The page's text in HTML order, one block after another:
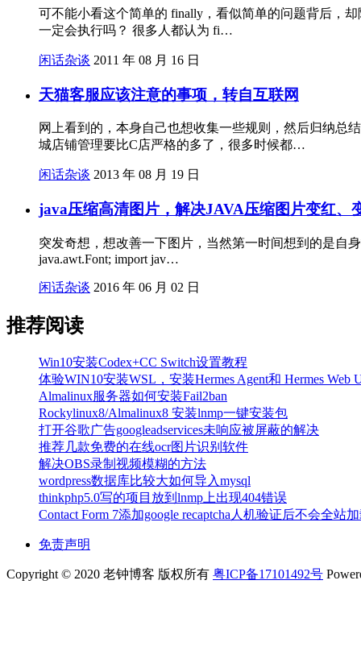
可不能小看这个简单的 finally，看似简单的问题背后，
一定会执行吗？ 很多人都认为 fi…
闲话杂谈 2011 年 08 月 16 日
天猫客服应该注意的事项，转自互联网
网上看到的，本身自己也想收集一些规则，然后归纳总
城店铺管理要比C店严格的多了，很多时候都…
闲话杂谈 2013 年 08 月 19 日
java压缩高清图片，解决JAVA压缩图片变红、
突发奇想，想改善一下图片，当然第一时间想到的是自身
java.awt.Font; import jav…
闲话杂谈 2016 年 06 月 02 日
推荐阅读
Win10安装Codex+CC Switch设置教程
体验WIN10安装WSL，安装Hermes Agent和 Hermes Web
Almalinux服务器如何安装Fail2ban
Rockylinux8/Almalinux8 安装lnmp一键安装包
打开谷歌广告googleadservices未响应被屏蔽的解决
推荐几款免费的在线ocr图片识别软件
解决OBS录制视频模糊的方法
wordpress数据库比较大如何导入mysql
thinkphp5.0写的项目放到lnmp上出现404错误
Contact Form 7添加google recaptcha人机验证后不会全站
免责声明
Copyright © 2020 老钟博客 版权所有 粤ICP备17101492号